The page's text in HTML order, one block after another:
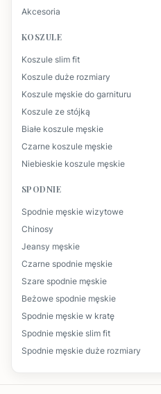
Akcesoria
KOSZULE
Koszule slim fit
Koszule duże rozmiary
Koszule męskie do garnituru
Koszule ze stójką
Białe koszule męskie
Czarne koszule męskie
Niebieskie koszule męskie
SPODNIE
Spodnie męskie wizytowe
Chinosy
Jeansy męskie
Czarne spodnie męskie
Szare spodnie męskie
Beżowe spodnie męskie
Spodnie męskie w kratę
Spodnie męskie slim fit
Spodnie męskie duże rozmiary